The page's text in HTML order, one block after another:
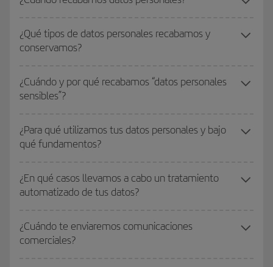
¿Qué tipos de datos personales recabamos y
conservamos?
¿Cuándo y por qué recabamos “datos personales
sensibles”?
¿Para qué utilizamos tus datos personales y bajo
qué fundamentos?
¿En qué casos llevamos a cabo un tratamiento
automatizado de tus datos?
¿Cuándo te enviaremos comunicaciones
comerciales?